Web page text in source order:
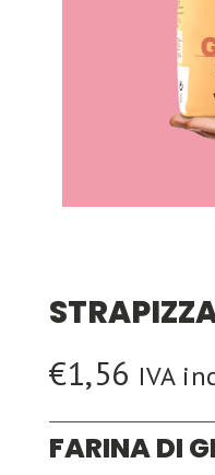
€1,56 IVA
FARINA DI